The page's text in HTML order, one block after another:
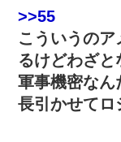
>>55
こういうの
るけどわざと
軍事機密なん
長引かせてロ